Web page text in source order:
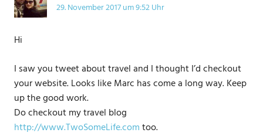
29. November 2017 um 9:52 Uhr
Hi
I saw you tweet about travel and I thought I’d checkout
your website. Looks like Marc has come a long way. Keep
up the good work.
Do checkout my travel blog
http://www.TwoSomeLife.comtoo.